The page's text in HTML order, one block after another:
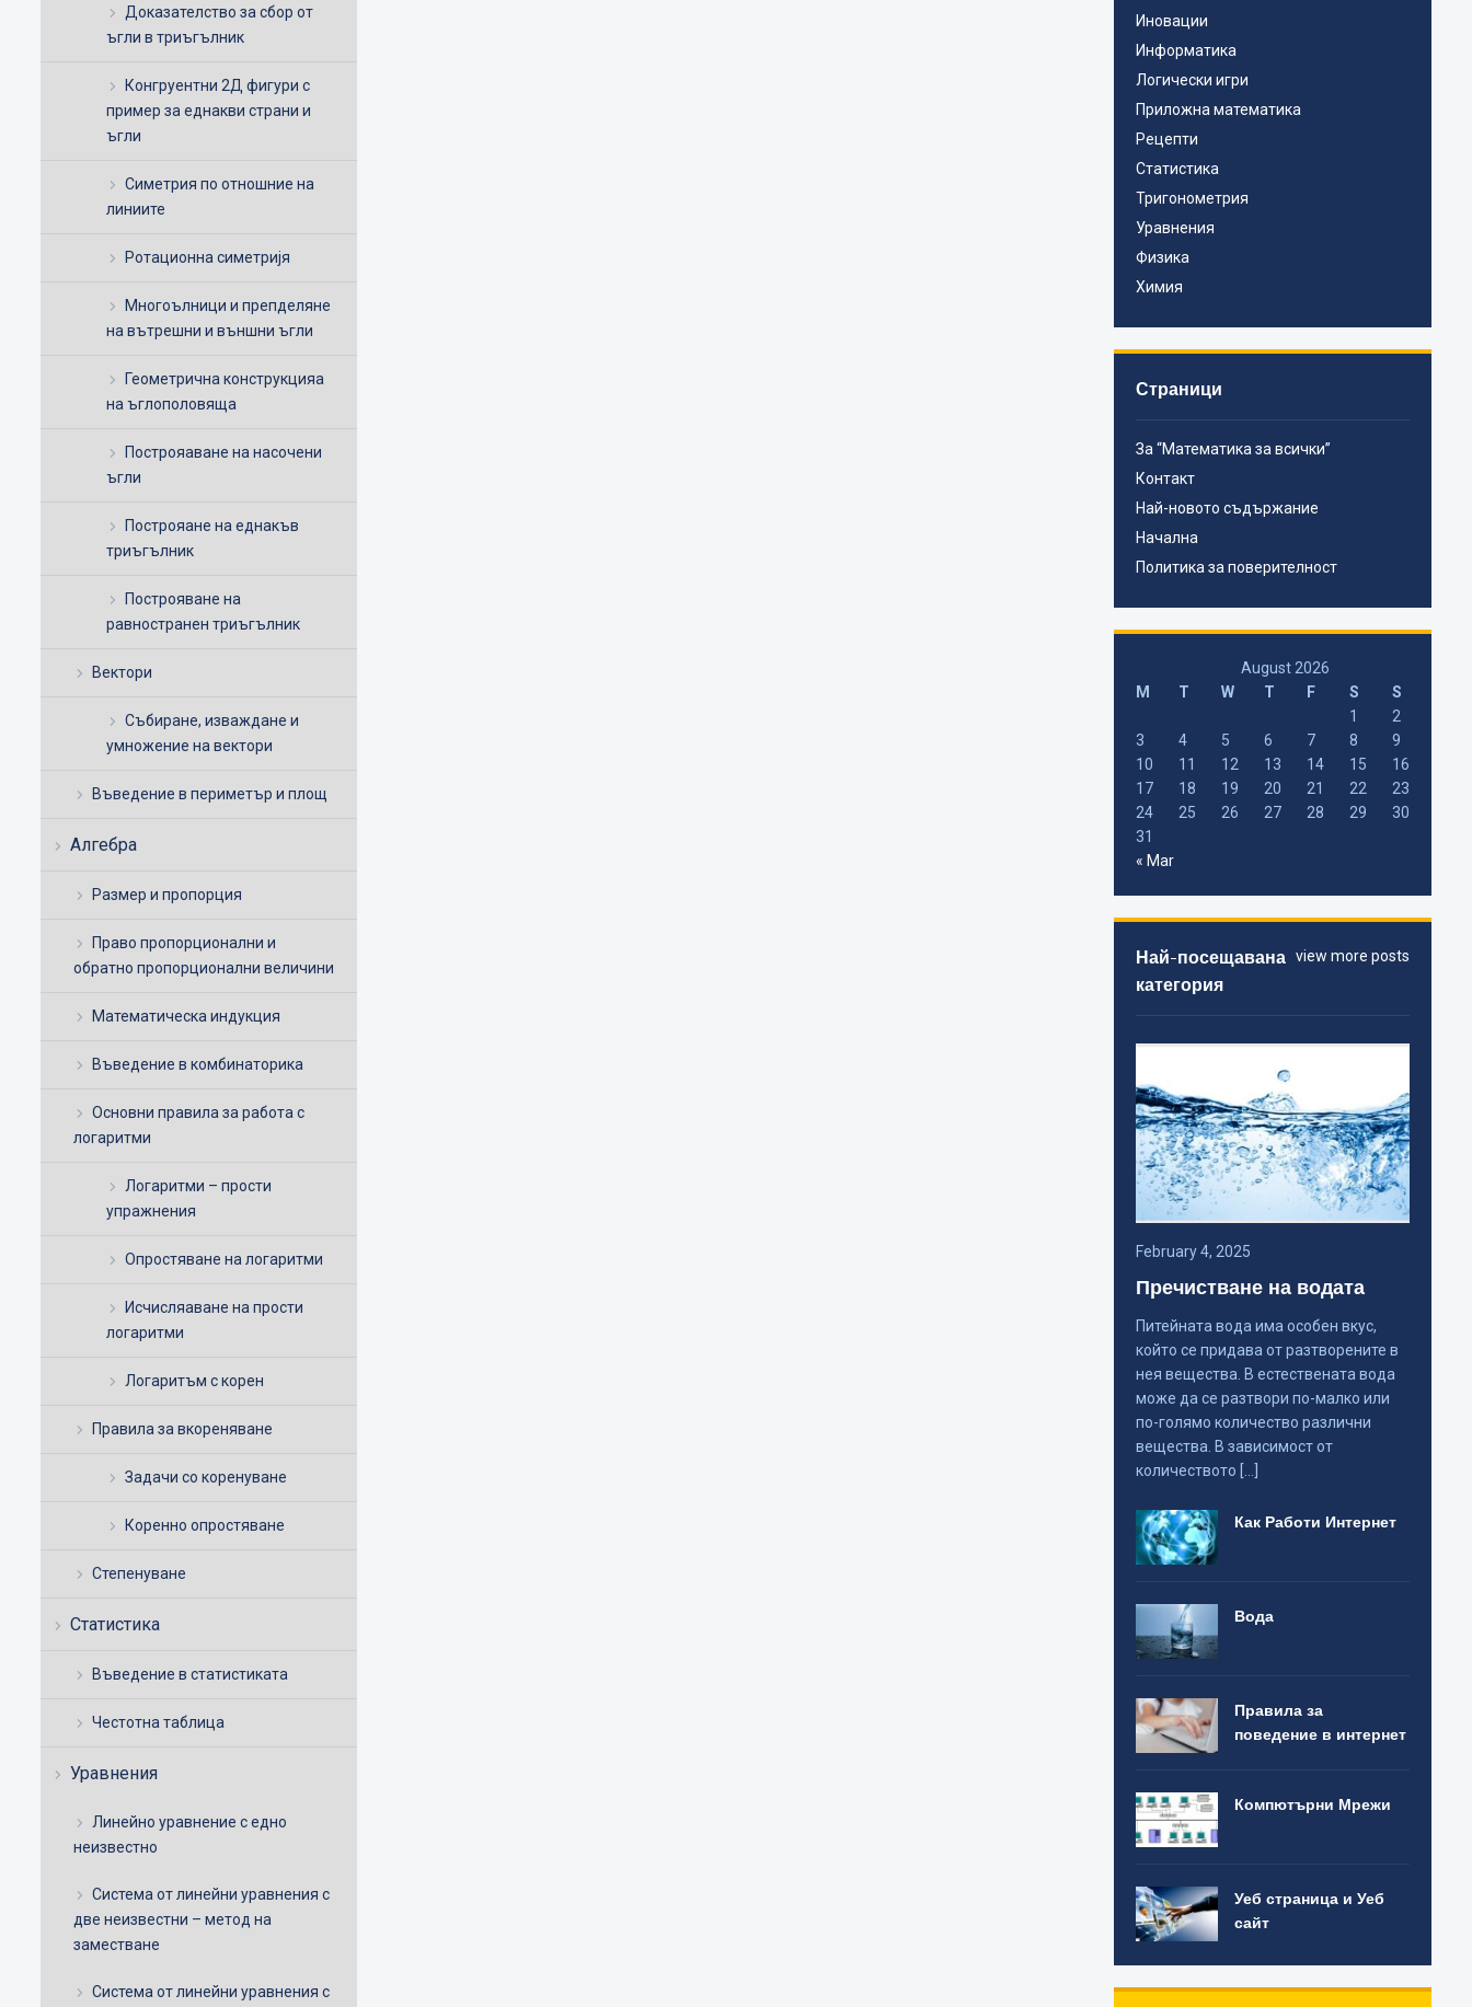
Доказателство за сбор от
ъгли в триъгълник
Конгруентни 2Д фигури с
пример за еднакви страни и
ъгли
Симетрия по отношние на
линиите
Ротационна симетријя
Многоълници и препделяне
на вътрешни и външни ъгли
Геометрична конструкцияа
на ъглополовяща
Построяаване на насочени
ъгли
Построяане на еднакъв
триъгълник
Построяване на
равностранен триъгълник
Вектори
Събиране, изваждане и
умножение на вектори
Въведение в периметър и площ
Алгебра
Размер и пропорция
Право пропорционални и
обратно пропорционални величини
Математическа индукция
Въведение в комбинаторика
Основни правила за работа с
логаритми
Логаритми – прости
упражнения
Опростяване на логаритми
Исчисляаване на прости
логаритми
Логаритъм с корен
Правила за вкореняване
Задачи со коренуване
Коренно опростяване
Степенуване
Статистика
Въведение в статистиката
Честотна таблица
Уравнения
Линейно уравнение с едно
неизвестно
Система от линейни уравнения с
две неизвестни – метод на
заместване
Система от линейни уравнения с
Иновации
Информатика
Логически игри
Приложна математика
Рецепти
Статистика
Тригонометрия
Уравнения
Физика
Химия
Страници
За “Математика за всички”
Контакт
Най-новото съдържание
Начална
Политика за поверителност
August 2026
M
T W T F S
S
1
2
3
4 5 6 7 8
9
10
11 12 13 14 15
16
17
18 19 20 21 22
23
24
25 26 27 28 29
30
31
« Mar
view more posts
Най-посещавана
категория
February 4, 2025
Пречистване на водата
Питейната вода има особен вкус,
който се придава от разтворените в
нея вещества. В естествената вода
може да се разтвори по-малко или
по-голямо количество различни
вещества. В зависимост от
количеството […]
Как Работи Интернет
Вода
Правила за
поведение в интернет
Компютърни Мрежи
Уеб страница и Уеб
сайт